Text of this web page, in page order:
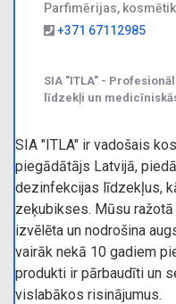
Parfimērijas,
+371 67112985
SIA "ITLA" -
līdzekļi un
SIA "ITLA" ir vadošais
piegādātājs Latvijā,
dezinfekcijas līdzekļus,
zeķubikses. Mūsu
izvēlēta un nodrošina
vairāk nekā 10 gadiem
produkti ir pārbaudīti un
vislabākos risinājumus.